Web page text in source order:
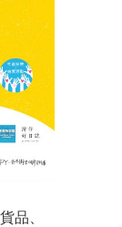
品、